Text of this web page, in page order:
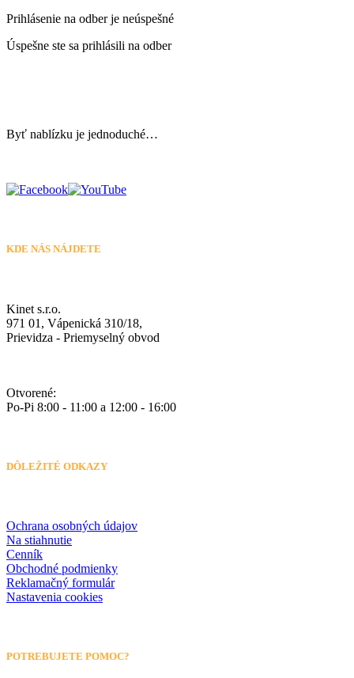
Prihlásenie na odber je neúspešné
Úspešne ste sa prihlásili na odber
Byť nablízku je jednoduché…
KDE NÁS NÁJDETE
Kinet s.r.o.
971 01, Vápenická 310/18,
Prievidza - Priemyselný obvod
Otvorené:
Po-Pi 8:00 - 11:00 a 12:00 - 16:00
DÔLEŽITÉ ODKAZY
Ochrana osobných údajov
Na stiahnutie
Cenník
Obchodné podmienky
Reklamačný formulár
Nastavenia cookies
POTREBUJETE POMOC?